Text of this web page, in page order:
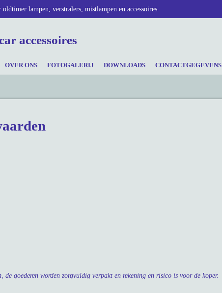
oldtimer lampen, verstralers, mistlampen en accessoires
accessoires
OVER ONS FOTOGALERIJ DOWNLOADS CONTACTGEGEVENS
de goederen worden zorgvuldig verpakt en rekening en risico is voor de koper.